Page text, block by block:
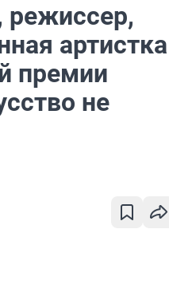
режиссер,
артистка
премии
не